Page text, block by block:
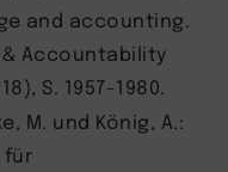
and accounting.
Accountability
S. 1957-1980.
M. und König, A.:
für